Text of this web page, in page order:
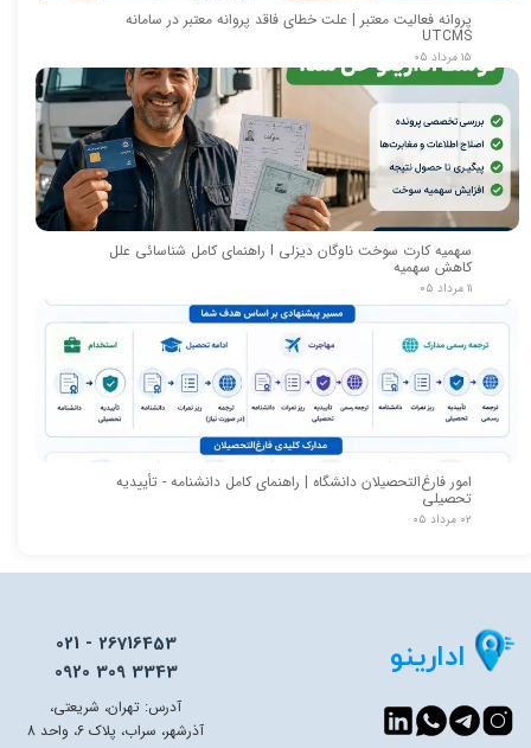
پروانه فعالیت معتبر | علت خطای فاقد پروانه معتبر در سامانه
UTCMS
۱۵ مرداد ۰۵
سهمیه کارت سوخت ناوگان دیزلی I راهنمای کامل شناسائی علل
کاهش سهمیه
۱۱ مرداد ۰۵
امور فارغ‌التحصیلان دانشگاه | راهنمای کامل دانشنامه - تأییدیه
تحصیلی
۰۲ مرداد ۰۵
ادارینو
021 - 26716453
0920 309 3343
آدرس: تهران، شریعتی،
آذرشهر، سراب، پلاک 6، واحد 8